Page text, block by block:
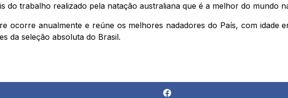
do trabalho realizado pela natação australiana que é a melhor do mundo
ocorre anualmente e reúne os melhores nadadores do País, com idade
da seleção absoluta do Brasil.